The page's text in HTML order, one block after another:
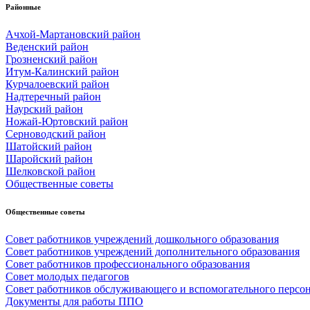
Районные
Ачхой-Мартановский район
Веденский район
Грозненский район
Итум-Калинский район
Курчалоевский район
Надтеречный район
Наурский район
Ножай-Юртовский район
Серноводский район
Шатойский район
Шаройский район
Шелковской район
Общественные советы
Общественные советы
Совет работников учреждений дошкольного образования
Совет работников учреждений дополнительного образования
Совет работников профессионального образования
Совет молодых педагогов
Совет работников обслуживающего и вспомогательного
Документы для работы ППО